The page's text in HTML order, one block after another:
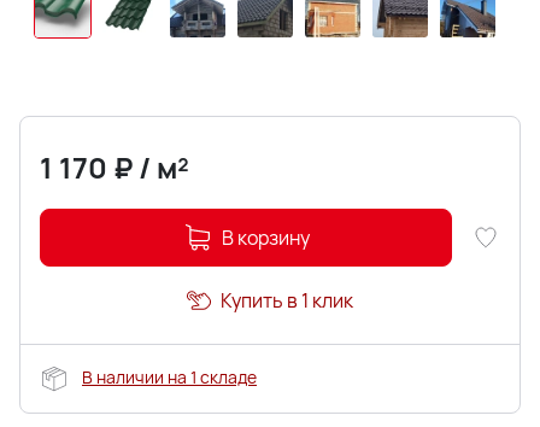
1 170 ₽/ м²
В корзину
Купить в 1 клик
В наличии на 1 складе